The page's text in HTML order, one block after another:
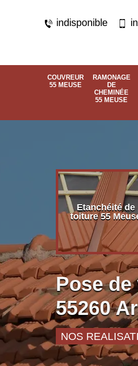
indisponible
COUVREUR
55 MEUSE
RAMONAGE
DE
CHEMINÉE
55 MEUSE
Etanchéité de
toiture 55
Pose
55260
NOS